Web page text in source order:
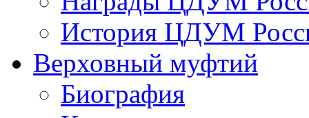
История ЦДУМ
Верховный муфтий
Биография